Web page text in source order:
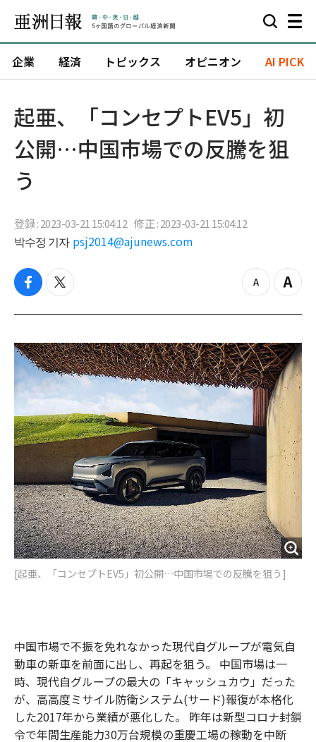
企業 経済 トピックス オピニオン AI PICK
起亜、「コンセプトEV5」初
公開…中国市場での反騰を狙
う
登録 : 2023-03-21 15:04:12 修正 : 2023-03-21 15:04:12
박수정 기자 psj2014@ajunews.com
f
c
b
o
o
t
i
t
e
r
z
o
o
u
t
Z
o
i
n
[起亜、「コンセプトEV5」初公開…中国市場での反騰を狙う]
中国市場で不振を免れなかった現代自グループが電気自
動車の新車を前面に出し、再起を狙う。 中国市場は一
時、現代自グループの最大の「キャッシュカウ」だった
が、高高度ミサイル防衛システム(サード)報復が本格化
した2017年から業績が悪化した。 昨年は新型コロナ封鎖
令で年間生産能力30万台規模の重慶工場の稼動を中断